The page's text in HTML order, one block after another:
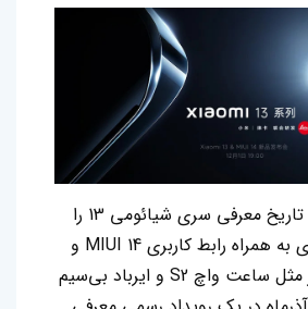
شیائومی سرانجام تاریخ معرفی سری شیائومی 13 را
تائید کرد. این سری به همراه رابط کاربری MIUI 14 و
چند محصول دیگر مثل ساعت واچ S2 و ایرباد بی‌سیم